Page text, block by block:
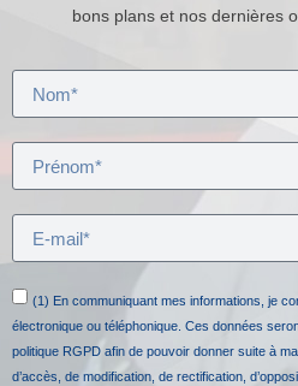
bons plans et nos dernières
(1) En communiquant mes informations, je
électronique ou téléphonique. Ces données
politique RGPD afin de pouvoir donner suite à
d’accès, de modification, de rectification,